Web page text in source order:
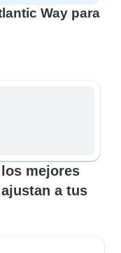
Way para
mejores
a tus